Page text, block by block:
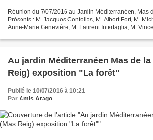
Réunion du 7/07/2016 au Jardin Méditerranéen, Mas
Présents : M. Jacques Centelles, M. Albert Fert, M.
Anne-Marie Genevière, M. Laurent Intertaglia, M.
Au jardin Méditerranéen Mas de la
Reig) exposition "La forêt"
Publié le 10/07/2016 à 10:21
Par Amis Arago